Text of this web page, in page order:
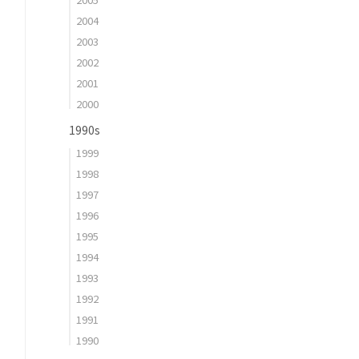
2004
2003
2002
2001
2000
1990s
1999
1998
1997
1996
1995
1994
1993
1992
1991
1990